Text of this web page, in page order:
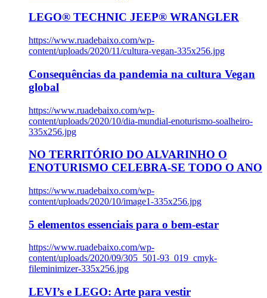
LEGO® TECHNIC JEEP® WRANGLER
https://www.ruadebaixo.com/wp-
content/uploads/2020/11/cultura-vegan-335x256.jpg
Consequências da pandemia na cultura Vegan
global
https://www.ruadebaixo.com/wp-
content/uploads/2020/10/dia-mundial-enoturismo-soalheiro-
335x256.jpg
NO TERRITÓRIO DO ALVARINHO O
ENOTURISMO CELEBRA-SE TODO O ANO
https://www.ruadebaixo.com/wp-
content/uploads/2020/10/image1-335x256.jpg
5 elementos essenciais para o bem-estar
https://www.ruadebaixo.com/wp-
content/uploads/2020/09/305_501-93_019_cmyk-
fileminimizer-335x256.jpg
LEVI’s e LEGO: Arte para vestir